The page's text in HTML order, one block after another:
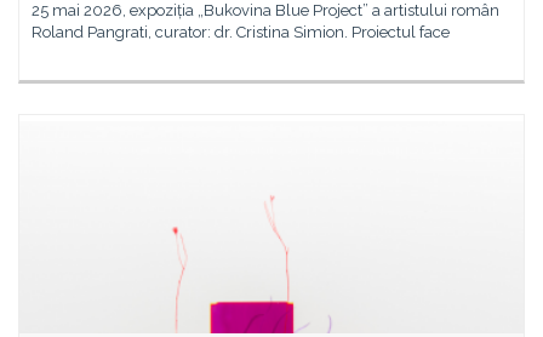
25 mai 2026, expoziția „Bukovina Blue Project” a artistului român
Roland Pangrati, curator: dr. Cristina Simion. Proiectul face